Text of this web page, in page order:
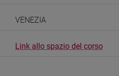
VENEZIA
Link allo spazio del corso